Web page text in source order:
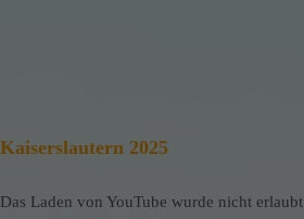
Kaiserslautern 2025
Das Laden von YouTube wurde nicht